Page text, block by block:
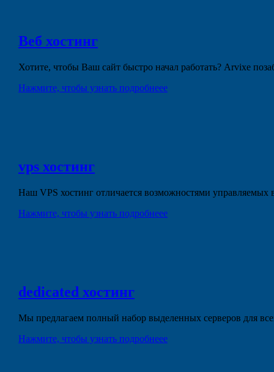
Веб хостинг
Хотите, чтобы Ваш сайт быстро начал работать? Arvixe
Нажмите, чтобы узнать подробнеее
vps хостинг
Наш VPS хостинг отличается возможностями
Нажмите, чтобы узнать подробнеее
dedicated хостинг
Мы предлагаем полный набор выделенных серверов для
Нажмите, чтобы узнать подробнеее